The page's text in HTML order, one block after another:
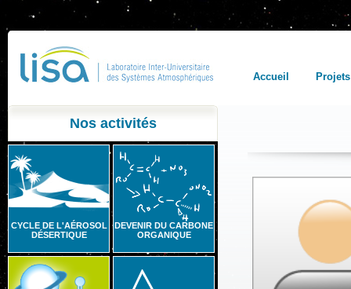
Accueil Projets
Nos activités
CYCLE DE L'AÉROSOL
DÉSERTIQUE
DEVENIR DU CARBONE
ORGANIQUE